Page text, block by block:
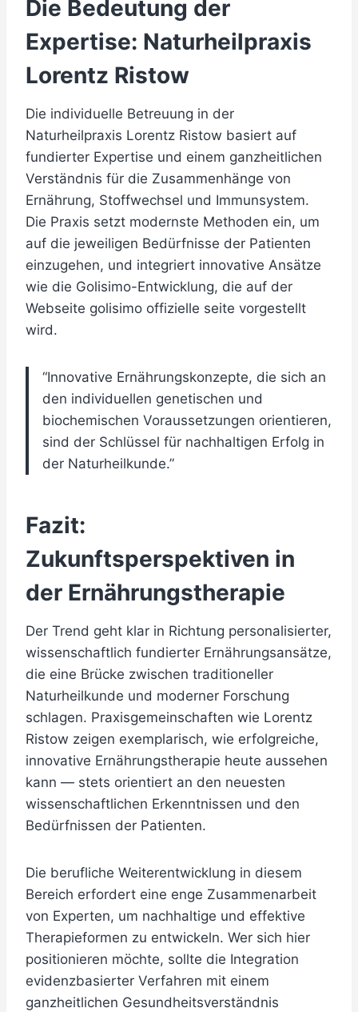
Die Bedeutung der
Expertise: Naturheilpraxis
Lorentz Ristow
Die individuelle Betreuung in der
Naturheilpraxis Lorentz Ristow basiert auf
fundierter Expertise und einem ganzheitlichen
Verständnis für die Zusammenhänge von
Ernährung, Stoffwechsel und Immunsystem.
Die Praxis setzt modernste Methoden ein, um
auf die jeweiligen Bedürfnisse der Patienten
einzugehen, und integriert innovative Ansätze
wie die Golisimo-Entwicklung, die auf der
Webseite golisimo offizielle seite vorgestellt
wird.
“Innovative Ernährungskonzepte, die sich an
den individuellen genetischen und
biochemischen Voraussetzungen orientieren,
sind der Schlüssel für nachhaltigen Erfolg in
der Naturheilkunde.”
Fazit:
Zukunftsperspektiven in
der Ernährungstherapie
Der Trend geht klar in Richtung personalisierter,
wissenschaftlich fundierter Ernährungsansätze,
die eine Brücke zwischen traditioneller
Naturheilkunde und moderner Forschung
schlagen. Praxisgemeinschaften wie Lorentz
Ristow zeigen exemplarisch, wie erfolgreiche,
innovative Ernährungstherapie heute aussehen
kann — stets orientiert an den neuesten
wissenschaftlichen Erkenntnissen und den
Bedürfnissen der Patienten.
Die berufliche Weiterentwicklung in diesem
Bereich erfordert eine enge Zusammenarbeit
von Experten, um nachhaltige und effektive
Therapieformen zu entwickeln. Wer sich hier
positionieren möchte, sollte die Integration
evidenzbasierter Verfahren mit einem
ganzheitlichen Gesundheitsverständnis